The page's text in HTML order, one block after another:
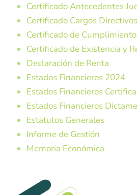
Modelo de
Certificado Antecedentes
Certificado Cargos
Certificado de Cumplimiento
Certificado de Existencia y
Declaración de Renta
Estados Financieros 2024
Estados Financieros
Estados Financieros
Estatutos Generales
Informe de Gestión
Memoria Económica